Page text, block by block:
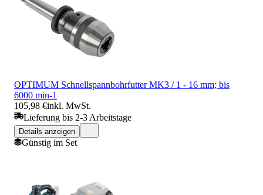
OPTIMUM Schnellspannbohrfutter MK3 / 1 - 16 mm; bis
6000 min-1
105,98 €inkl. MwSt.
Lieferung bis 2-3 Arbeitstage
Details anzeigen
Günstig im Set